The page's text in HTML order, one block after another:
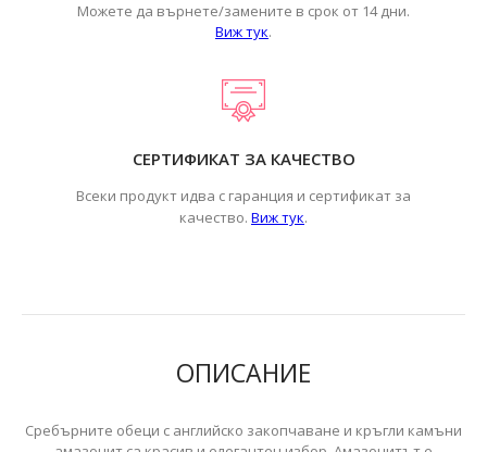
Можете да върнете/замените в срок от 14 дни.
Виж тук.
СЕРТИФИКАТ ЗА КАЧЕСТВО
Всеки продукт идва с гаранция и сертификат за
качество. Виж тук.
ОПИСАНИЕ
Сребърните обеци с английско закопчаване и кръгли камъни